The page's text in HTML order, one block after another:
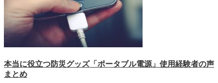
本当に役立つ防災グッズ「ポータブル電源」使用経験者の声
まとめ